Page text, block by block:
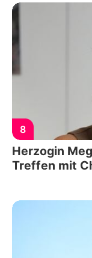
8
Herzogin
Treffen mit